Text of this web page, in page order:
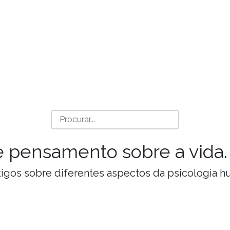
pensamento sobre a vida.
sobre diferentes aspectos da psicologia